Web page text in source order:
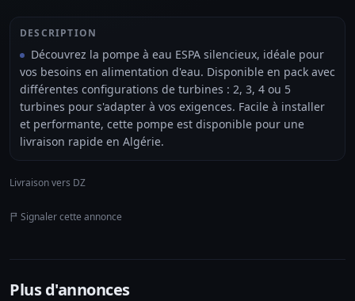
DESCRIPTION
Découvrez la pompe à eau ESPA silencieux, idéale pour
vos besoins en alimentation d'eau. Disponible en pack avec
différentes configurations de turbines : 2, 3, 4 ou 5
turbines pour s'adapter à vos exigences. Facile à installer
et performante, cette pompe est disponible pour une
livraison rapide en Algérie.
Livraison vers DZ
Signaler cette annonce
Plus d'annonces